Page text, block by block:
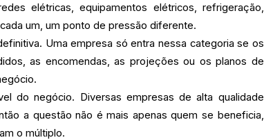
elétricas, equipamentos elétricos, refrigeração,
um, um ponto de pressão diferente.
Uma empresa só entra nessa categoria se os
as encomendas, as projeções ou os planos de
do negócio. Diversas empresas de alta qualidade
a questão não é mais apenas quem se beneficia,
o múltiplo.